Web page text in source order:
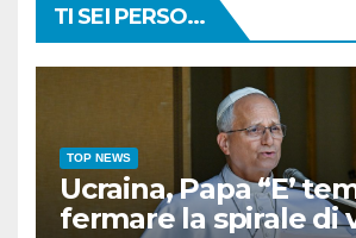
TI SEI PERSO...
TOP NEWS
Ucraina, Papa “E’
fermare la spirale di